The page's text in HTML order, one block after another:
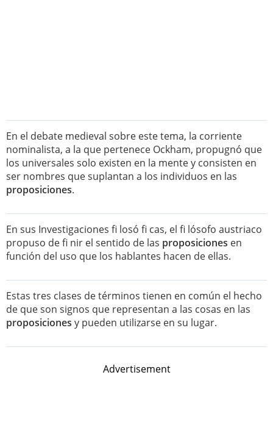
En el debate medieval sobre este tema, la corriente
nominalista, a la que pertenece Ockham, propugnó que
los universales solo existen en la mente y consisten en
ser nombres que suplantan a los individuos en las
proposiciones.
En sus Investigaciones fi losó fi cas, el fi lósofo austriaco
propuso de fi nir el sentido de las proposiciones en
función del uso que los hablantes hacen de ellas.
Estas tres clases de términos tienen en común el hecho
de que son signos que representan a las cosas en las
proposiciones y pueden utilizarse en su lugar.
Advertisement